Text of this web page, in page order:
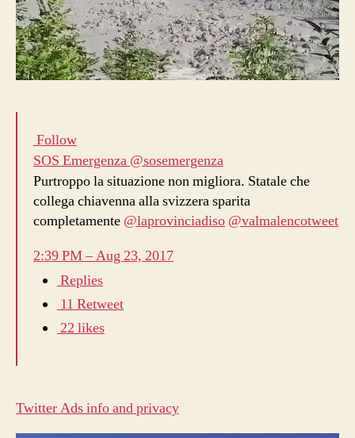
Follow
SOS Emergenza @sosemergenza
Purtroppo la situazione non migliora. Statale che
collega chiavenna alla svizzera sparita
completamente @laprovinciadiso @valmalencotweet
2:39 PM – Aug 23, 2017
Replies
11 Retweet
22 likes
Twitter Ads info and privacy